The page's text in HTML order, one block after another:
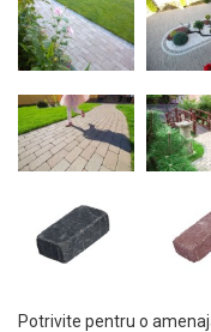
Potrivite pentru o